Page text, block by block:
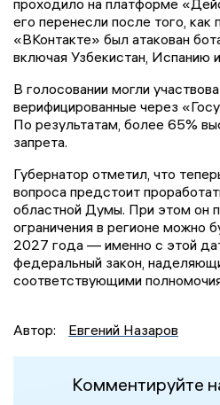
его перенесли после того, как
«ВКонтакте» был атакован
включая Узбекистан, Испанию
В голосовании могли
верифицированные через
По результатам, более 65%
запрета.
Губернатор отметил, что
вопроса предстоит
областной Думы. При этом он
ограничения в регионе можно
2027 года — именно с этой
федеральный закон,
соответствующими
Автор: Евгений Назаров
Комментируйте